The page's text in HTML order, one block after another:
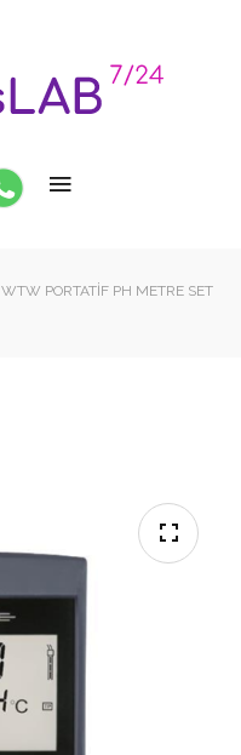
WTW PORTATIF PH METRE SET